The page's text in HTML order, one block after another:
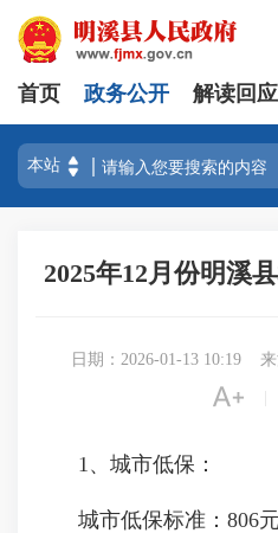
首页 政务公开 解读回应
2025年12月份明溪
日期：2026-01-13 10:19

1、城市低保：
城市低保标准：806元/